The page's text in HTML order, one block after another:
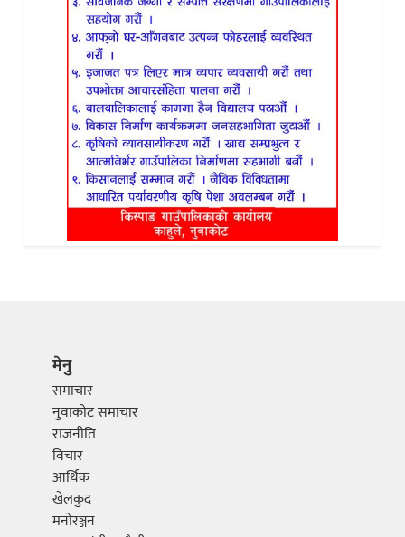
मेनु
समाचार
नुवाकोट समाचार
राजनीति
विचार
आर्थिक
खेलकुद
मनोरञ्जन